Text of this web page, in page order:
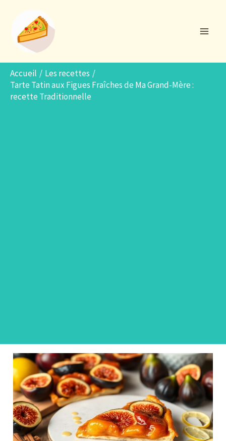
contenu
Accueil
Les recettes
Tarte Tatin aux Figues Fraîches de Ma Grand-Mère :
recette Traditionnelle